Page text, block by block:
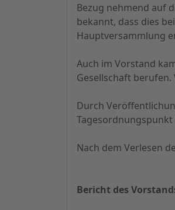
Bezug nehmend auf
bekannt, dass dies
Hauptversammlung
Auch im Vorstand
Gesellschaft
Durch
Nach dem Verlesen
Bericht des